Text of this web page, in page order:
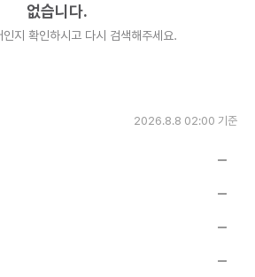
없습니다.
인지 확인하시고 다시 검색해주세요.
2026.8.8 02:00 기준